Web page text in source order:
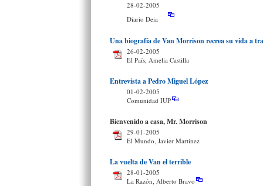
28-02-2005
Diario Deia
Una biografía de Van Morrison recrea su vida a
26-02-2005
El País, Amelia Castilla
Entrevista a Pedro Miguel López
01-02-2005
Comunidad IUP
Bienvenido a casa, Mr. Morrison
29-01-2005
El Mundo, Javier Martínez
La vuelta de Van el terrible
28-01-2005
La Razón, Alberto Bravo